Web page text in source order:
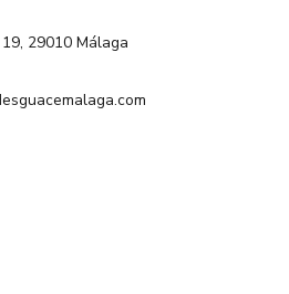
29010 Málaga